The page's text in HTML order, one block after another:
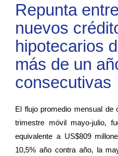
Repunta
nuevos
hipotecarios
más de un
consecutivas
El flujo promedio mensual de
trimestre móvil mayo-julio,
equivalente a US$809
10,5% año contra año, la